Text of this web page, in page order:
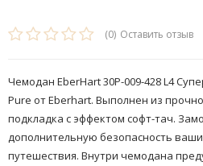
(0) Оставить отзыв
Чемодан EberHart 30P-009-428 L4
Pure от Eberhart. Выполнен из
подкладка с эффектом софт-тач​.
дополнительную безопасность
путешествия.​ Внутри чемодана